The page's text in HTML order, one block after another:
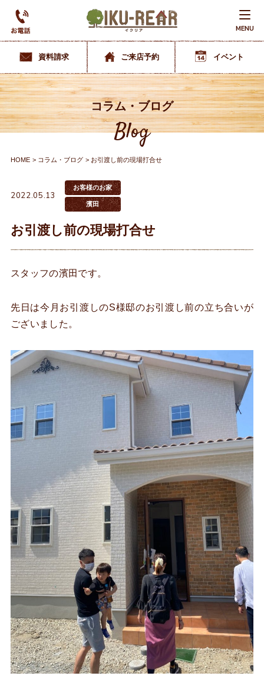
MENU
資料請求 ご来店予約 イベント
コラム・ブログ
Blog
HOME コラム・ブログ お引渡し前の現場打合せ
2022.05.13
お客様のお家
濱田
お引渡し前の現場打合せ
スタッフの濱田です。
先日は今月お引渡しのS様邸のお引渡し前の立ち合いが
ございました。